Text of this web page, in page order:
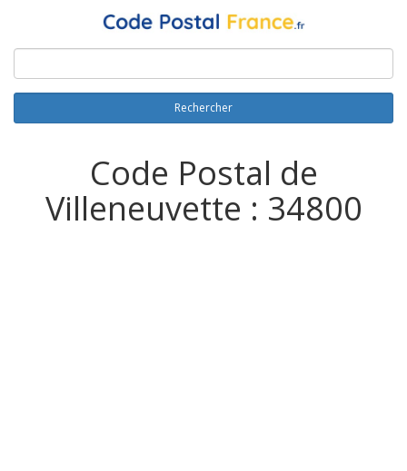
Rechercher
Code Postal de
Villeneuvette : 34800